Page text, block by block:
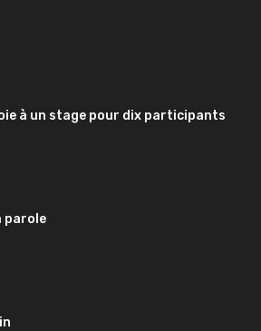
à un stage pour dix participants
parole